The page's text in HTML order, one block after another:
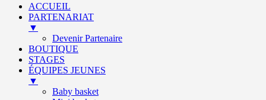
ACCUEIL
PARTENARIAT
▼
Devenir Partenaire
BOUTIQUE
STAGES
ÉQUIPES JEUNES
▼
Baby basket